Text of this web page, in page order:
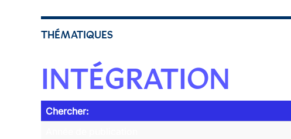
THÉMATIQUES
INTÉGRATION
Chercher: